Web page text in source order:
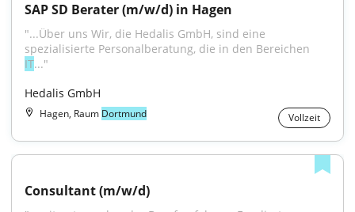
SAP SD Berater (m/w/d) in Hagen
"...Über uns Wir, die Hedalis GmbH, sind eine
IT..."
Hedalis GmbH
Hagen, Raum Dortmund Vollzeit
Consultant (m/w/d)